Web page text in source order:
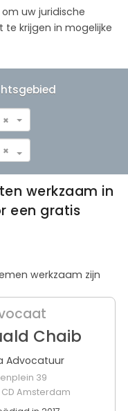
uw juridische
krijgen in mogelijke
×
×
werkzaam in
een gratis
werkzaam zijn
Chaib
Advocatuur
39
CD Amsterdam